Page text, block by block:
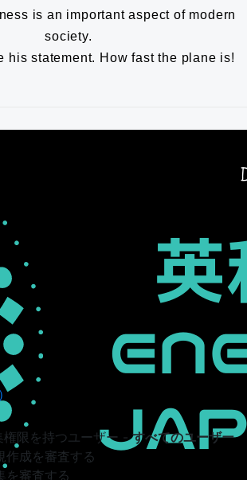
is an important aspect of modern
society.
his statement. How fast the plane is!
権限を持つユーザー -すべてのユーザー
作成を審査する
を審査する